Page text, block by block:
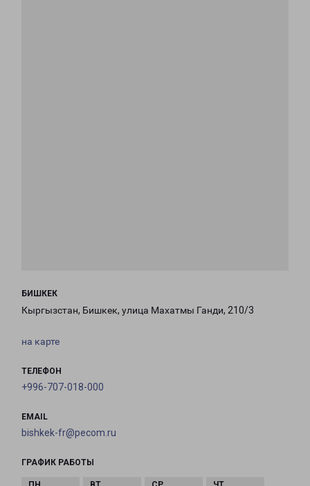
БИШКЕК
Кыргызстан, Бишкек, улица Махатмы Ганди, 210/3
на карте
ТЕЛЕФОН
+996-707-018-000
EMAIL
bishkek-fr@pecom.ru
ГРАФИК РАБОТЫ